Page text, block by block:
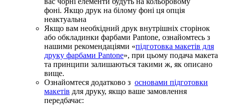
фоні. Якщо друк на білому фоні ця опція
неактуальна
Якщо вам необхідний друк внутрішніх сторінок
або обкладинки фарбами Pantone, ознайомтесь з
нашими рекомендаціями «підготовка макетів для
друку фарбами Pantone», при цьому подача макета
та принципи залишаються такими ж, як описано
вище.
Ознайомтеся додатково з основами підготовки
макетів для друку, якщо ваше замовлення
передбачає: